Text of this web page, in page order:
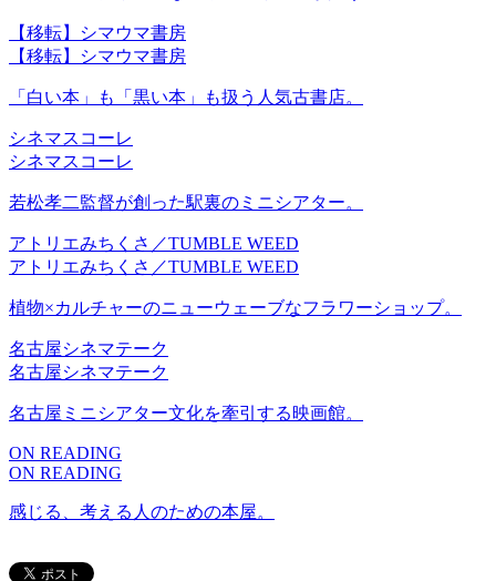
【移転】シマウマ書房
【移転】シマウマ書房
「白い本」も「黒い本」も扱う人気古書店。
シネマスコーレ
シネマスコーレ
若松孝二監督が創った駅裏のミニシアター。
アトリエみちくさ／TUMBLE WEED
アトリエみちくさ／TUMBLE WEED
植物×カルチャーのニューウェーブなフラワーショップ。
名古屋シネマテーク
名古屋シネマテーク
名古屋ミニシアター文化を牽引する映画館。
ON READING
ON READING
感じる、考える人のための本屋。